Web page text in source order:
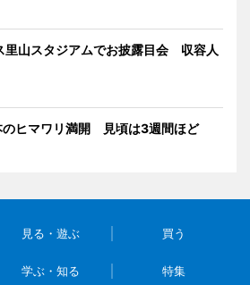
里山スタジアムでお披露目会 収容人
のヒマワリ満開 見頃は3週間ほど
見る・遊ぶ 買う
学ぶ・知る 特集